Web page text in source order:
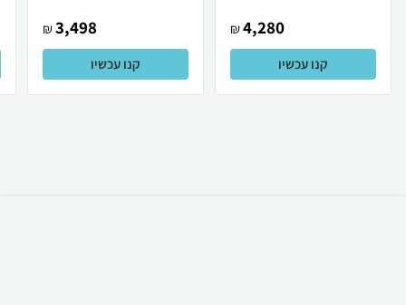
4,280
₪
קנו עכשיו
3,498
₪
קנו עכשיו